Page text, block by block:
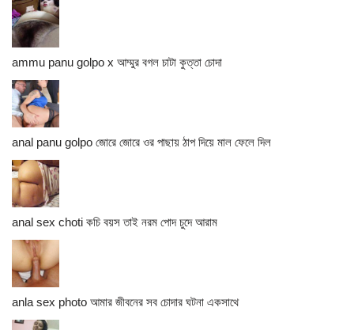
ammu panu golpo x আম্মুর বগল চাটা কুত্তা চোদা
anal panu golpo জোরে জোরে ওর পাছায় ঠাপ দিয়ে মাল ফেলে দিল
anal sex choti কচি বয়স তাই নরম পোদ চুদে আরাম
anla sex photo আমার জীবনের সব চোদার ঘটনা একসাথে